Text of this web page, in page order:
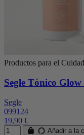
Productos para el
Segle Tónico
Segle
099124
19,90 €
Añadir a la